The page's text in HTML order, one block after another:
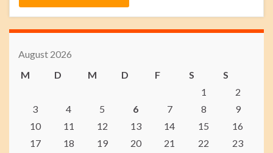
August 2026
M
D M D F S
S
1
2
3
4 5 6 7 8
9
10
11 12 13 14 15
16
17
18 19 20 21 22
23